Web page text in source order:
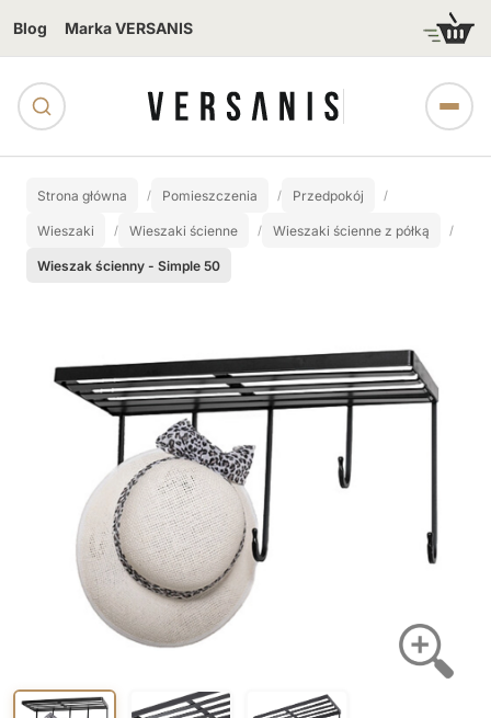
Blog Marka VERSANIS
Strona główna Pomieszczenia Przedpokój
Wieszaki Wieszaki ścienne Wieszaki ścienne z półką
Wieszak ścienny - Simple 50